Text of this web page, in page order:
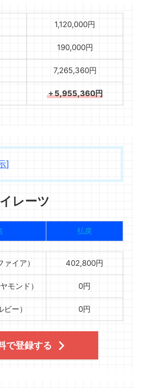
1,120,000円
190,000円
7,265,360円
＋5,955,360円
]
レーツ
払戻
ァイア） 402,800円
モンド） 0円
ビー） 0円
で登録する